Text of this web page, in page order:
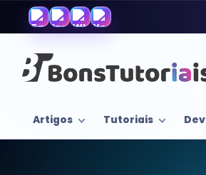
Artigos Tutoriais Dev